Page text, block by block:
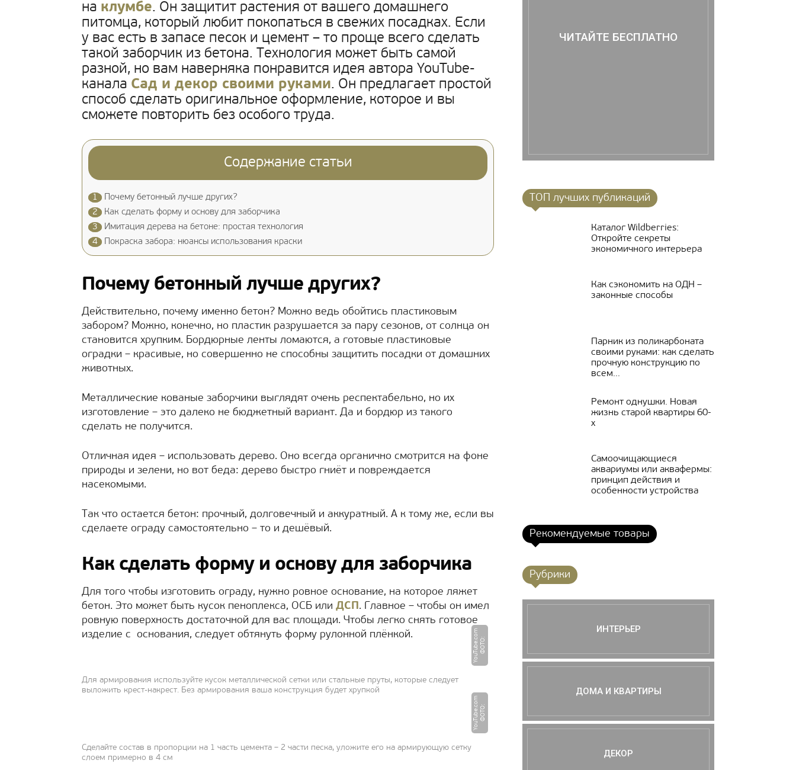
на клумбе. Он защитит растения от вашего домашнего
питомца, который любит покопаться в свежих посадках. Если
у вас есть в запасе песок и цемент – то проще всего сделать
такой заборчик из бетона. Технология может быть самой
разной, но вам наверняка понравится идея автора YouTube-
канала Сад и декор своими руками. Он предлагает простой
способ сделать оригинальное оформление, которое и вы
сможете повторить без особого труда.
Содержание статьи
1
Почему бетонный лучше других?
2
Как сделать форму и основу для заборчика
3
Имитация дерева на бетоне: простая технология
4
Покраска забора: нюансы использования краски
Почему бетонный лучше других?
Действительно, почему именно бетон? Можно ведь обойтись пластиковым
забором? Можно, конечно, но пластик разрушается за пару сезонов, от солнца он
становится хрупким. Бордюрные ленты ломаются, а готовые пластиковые
оградки – красивые, но совершенно не способны защитить посадки от домашних
животных.
Металлические кованые заборчики выглядят очень респектабельно, но их
изготовление – это далеко не бюджетный вариант. Да и бордюр из такого
сделать не получится.
Отличная идея – использовать дерево. Оно всегда органично смотрится на фоне
природы и зелени, но вот беда: дерево быстро гниёт и повреждается
насекомыми.
Так что остается бетон: прочный, долговечный и аккуратный. А к тому же, если вы
сделаете ограду самостоятельно – то и дешёвый.
Как сделать форму и основу для заборчика
Для того чтобы изготовить ограду, нужно ровное основание, на которое ляжет
бетон. Это может быть кусок пеноплекса, ОСБ или ДСП. Главное – чтобы он имел
ровную поверхность достаточной для вас площади. Чтобы легко снять готовое
изделие с основания, следует обтянуть форму рулонной плёнкой.
Ф
О
Т
О
:
Y
o
u
T
u
b
e.
c
o
m
Для армирования используйте кусок металлической сетки или стальные пруты, которые следует
выложить крест-накрест. Без армирования ваша конструкция будет хрупкой
Ф
О
Т
О
:
Y
o
u
T
u
b
e.
c
o
m
Сделайте состав в пропорции на 1 часть цемента – 2 части песка, уложите его на армирующую сетку
слоем примерно в 4 см
ЧИТАЙТЕ БЕСПЛАТНО
ТОП лучших публикаций
Каталог Wildberries:
Откройте секреты
экономичного интерьера
Как сэкономить на ОДН –
законные способы
Парник из поликарбоната
своими руками: как сделать
прочную конструкцию по
всем...
Ремонт однушки. Новая
жизнь старой квартиры 60-
х
Самоочищающиеся
аквариумы или аквафермы:
принцип действия и
особенности устройства
Рекомендуемые товары
Рубрики
ИНТЕРЬЕР
ДОМА И КВАРТИРЫ
ДЕКОР